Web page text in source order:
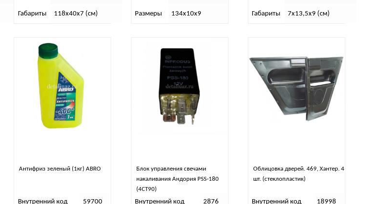
Габариты 118х40х7 (см) Размеры 134х10х9 Габариты 7х13,5х9 (см)
Антифриз зеленый (1кг) ABRO
Внутренний код 59700
Блок управления свечами
накаливания Андория PSS-180
(4СТ90)
Внутренний код 2876
Облицовка дверей. 469, Хантер. 4
шт. (стеклопластик)
Внутренний код 18998